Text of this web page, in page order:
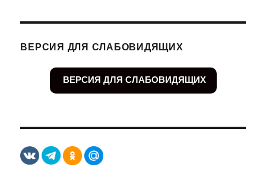
ВЕРСИЯ ДЛЯ СЛАБОВИДЯЩИХ
ВЕРСИЯ ДЛЯ СЛАБОВИДЯЩИХ